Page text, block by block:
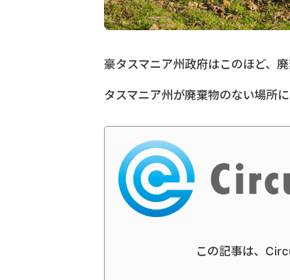
豪タスマニア州政府はこのほど、
タスマニア州が廃棄物のない場所
この記事は、